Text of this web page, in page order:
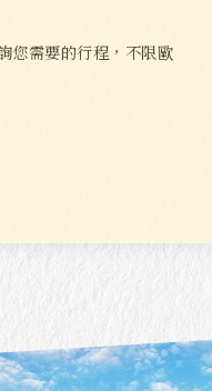
您需要的行程，不限歐